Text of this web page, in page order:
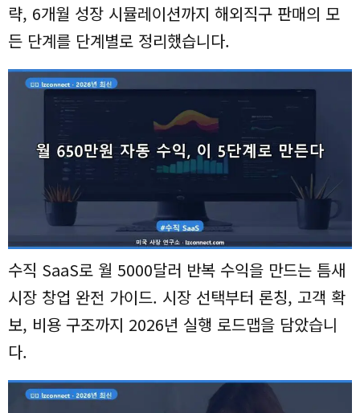
략, 6개월 성장 시뮬레이션까지 해외직구 판매의 모
든 단계를 단계별로 정리했습니다.
수직 SaaS로 월 5000달러 반복 수익을 만드는 틈새
시장 창업 완전 가이드. 시장 선택부터 론칭, 고객 확
보, 비용 구조까지 2026년 실행 로드맵을 담았습니
다.